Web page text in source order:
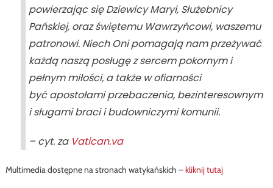
powierzając się Dziewicy Maryi, Służebnicy
Pańskiej, oraz świętemu Wawrzyńcowi, waszemu
patronowi. Niech Oni pomagają nam przeżywać
każdą naszą posługę z sercem pokornym i
pełnym miłości, a także w ofiarności
byćapostołami przebaczenia, bezinteresownym
i sługami braciibudowniczymi komunii.
– cyt. za Vatican.va
Multimedia dostępne na stronach watykańskich –kliknij tutaj